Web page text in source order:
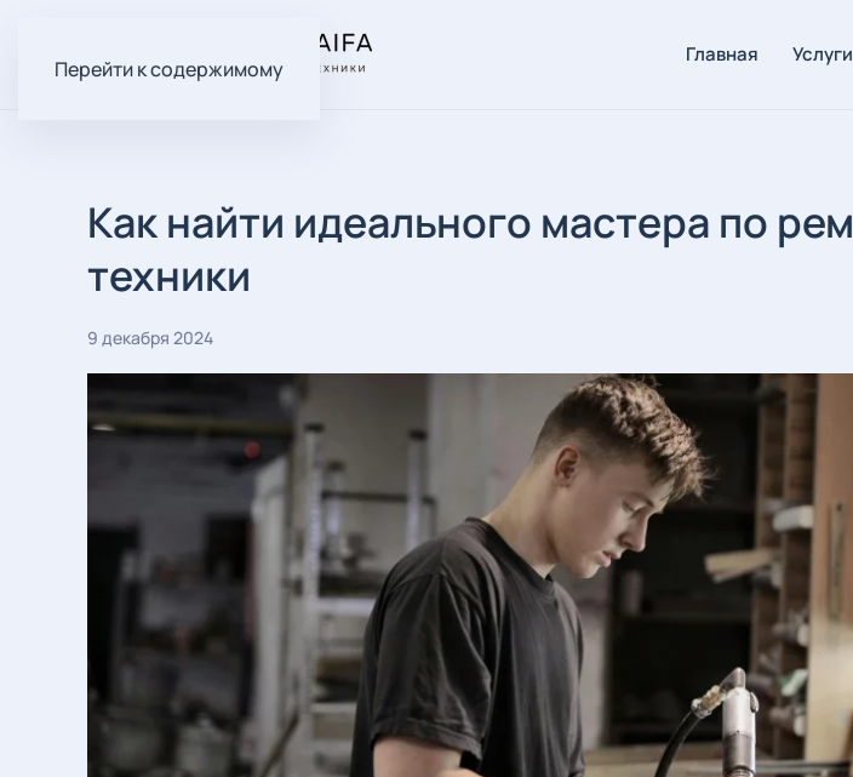
Перейти к содержимому
Главная Услуги
Как найти идеального мастера по
техники
9 декабря 2024